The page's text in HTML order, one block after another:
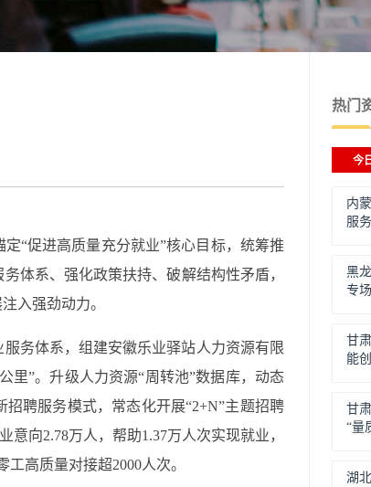
“促进高质量充分就业”核心目标，统筹推
体系、强化政策扶持、破解结构性矛盾，
入强劲动力。
务体系，组建安徽乐业驿站人力资源有限
里”。升级人力资源“周转池”数据库，动态
聘服务模式，常态化开展“2+N”主题招聘
向2.78万人，帮助1.37万人次实现就业，
高质量对接超2000人次。
热门
今
内
服
黑
专
甘
能
甘
“量
湖